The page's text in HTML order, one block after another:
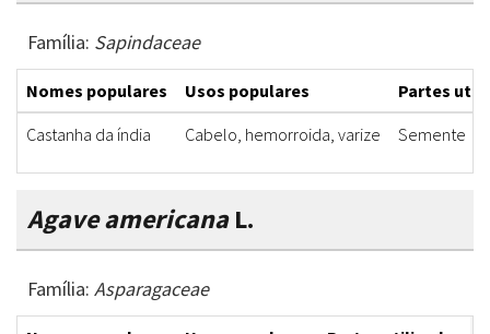
Família: Sapindaceae
Nomes populares Usos populares
Partes
Castanha da índia
Cabelo, hemorroida, varize Semente
Agave americanaL.
Família: Asparagaceae